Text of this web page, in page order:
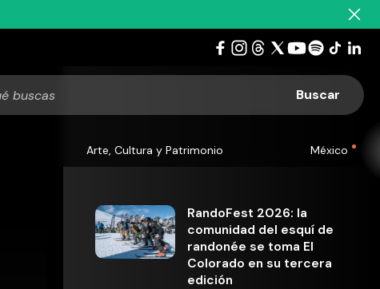
Arte, Cultura y Patrimonio México
RandoFest 2026: la
comunidad del esquí de
randonée se toma El
Colorado en su tercera
edición